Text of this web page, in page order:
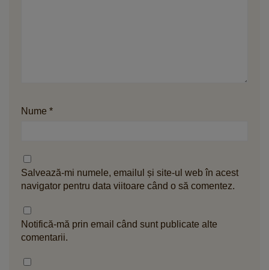
Nume *
Salvează-mi numele, emailul și site-ul web în acest
navigator pentru data viitoare când o să comentez.
Notifică-mă prin email când sunt publicate alte
comentarii.